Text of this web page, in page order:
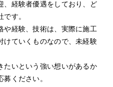
、経験者優遇をしており、ど
す。
や経験、技術は、実際に施工
けていくものなので、未経験
たいという強い想いがあるか
ください。